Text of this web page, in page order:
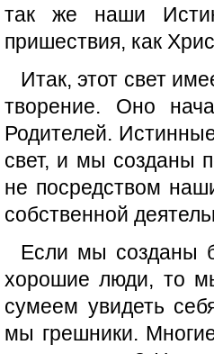
так же наши
пришествия, как
Итак, этот свет
творение. Оно
Родителей.
свет, и мы созданы
не посредством
собственной
Если мы созданы
хорошие люди, то
сумеем увидеть
мы грешники.